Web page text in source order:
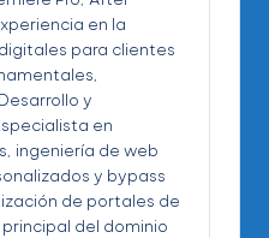
en la
para clientes
y
en
ingeniería de web
y bypass
de portales de
del dominio